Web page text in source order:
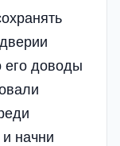
доводы
начни